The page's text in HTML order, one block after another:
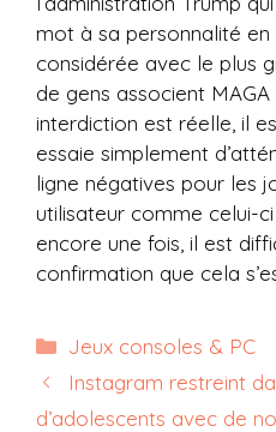
mot à sa personnalité en
considérée avec le plus
de gens associent
interdiction est réelle, il
essaie simplement
ligne négatives pour les
utilisateur comme celui-
encore une fois, il est
confirmation que cela
Catégories
Jeux consoles & PC
Instagram restreint
d’adolescents avec de